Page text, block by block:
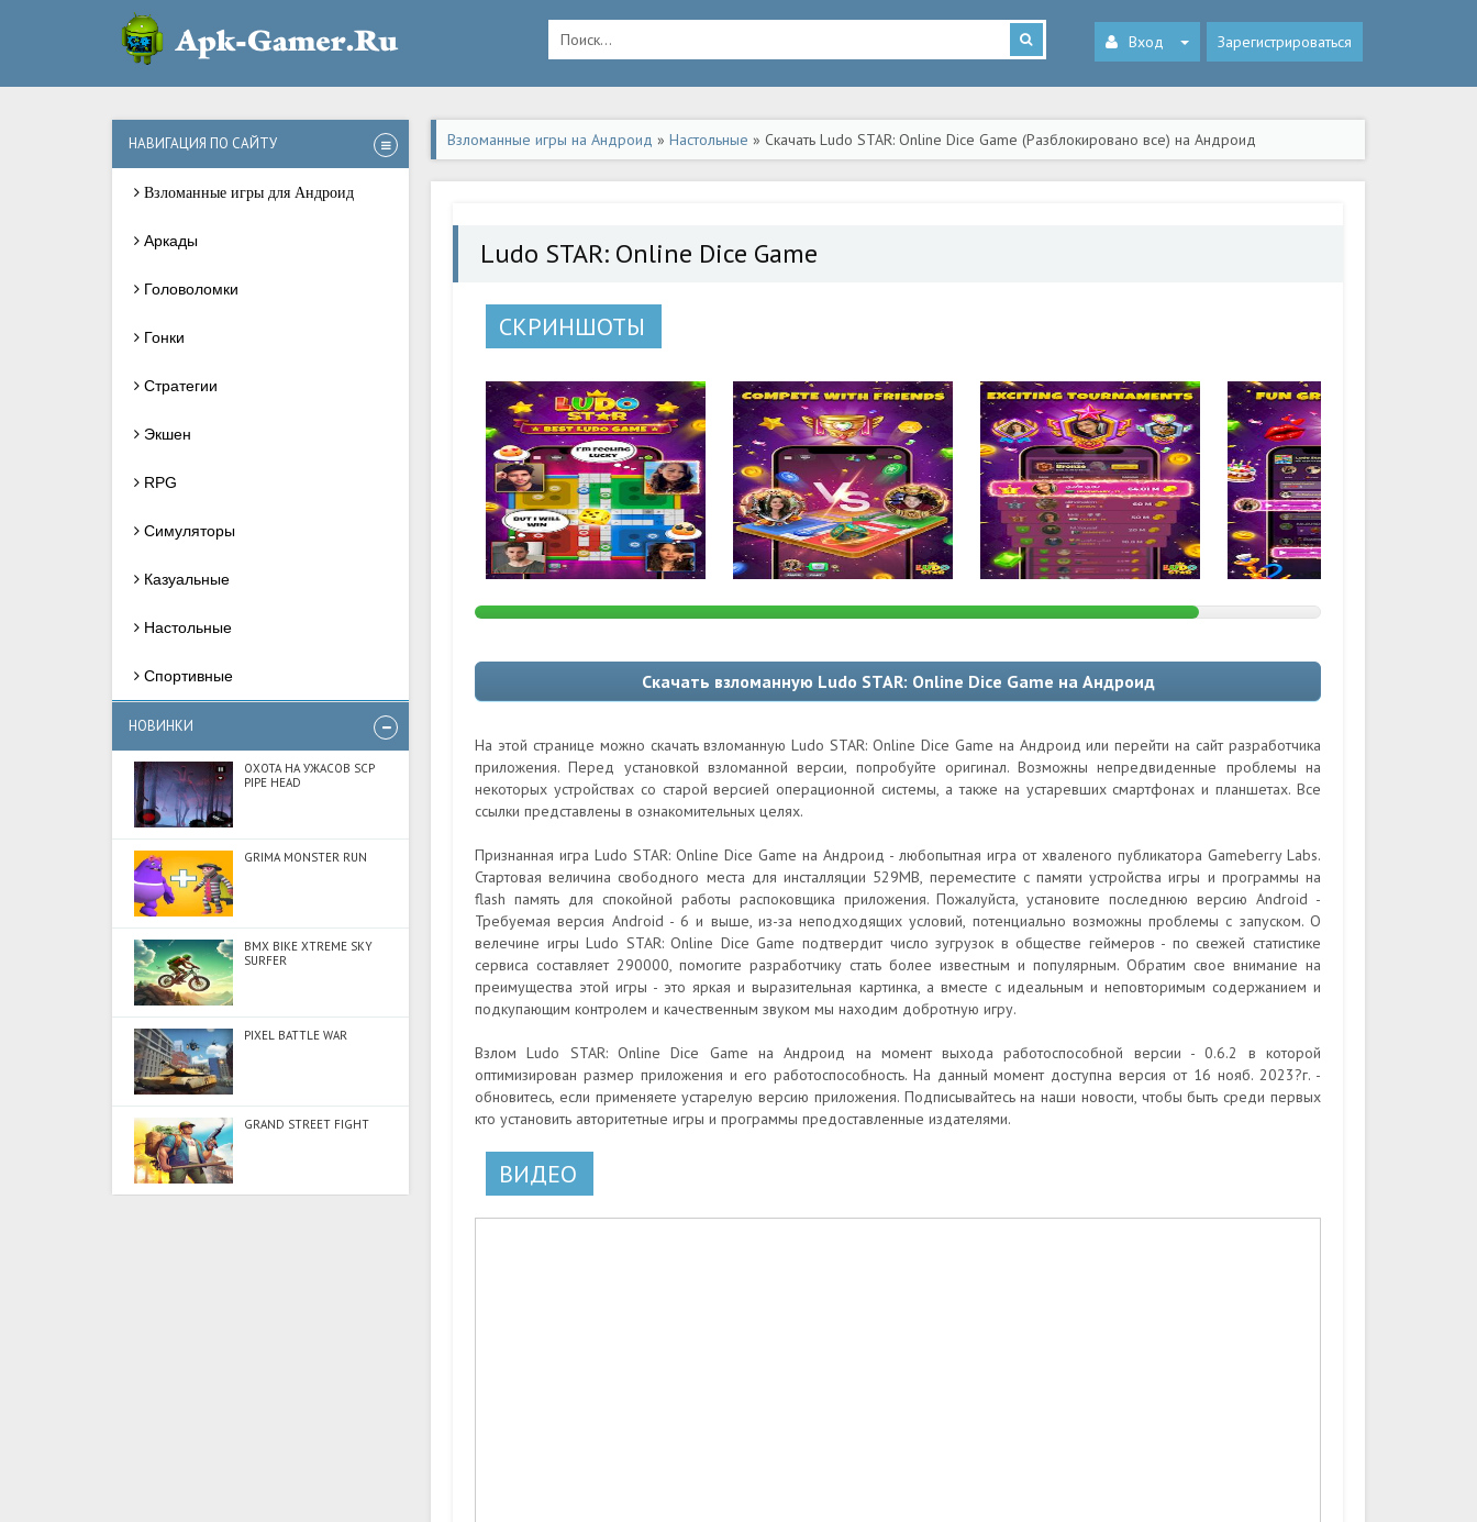
Вход Зарегистрироваться
НАВИГАЦИЯ ПО САЙТУ
Взломанные игры для Андроид
Аркады
Головоломки
Гонки
Стратегии
Экшен
RPG
Симуляторы
Казуальные
Настольные
Спортивные
НОВИНКИ
ОХОТА НА УЖАСОВ SCP
PIPE HEAD
GRIMA MONSTER RUN
BMX BIKE XTREME SKY
SURFER
PIXEL BATTLE WAR
GRAND STREET FIGHT
Взломанные игры на Андроид » Настольные » Скачать Ludo STAR: Online Dice Game (Разблокировано все) на Андроид
Ludo STAR: Online Dice Game
СКРИНШОТЫ
Скачать взломанную Ludo STAR: Online Dice Game на Андроид
На этой странице можно скачать взломанную Ludo STAR: Online Dice Game на Андроид или перейти на сайт разработчика
приложения. Перед установкой взломанной версии, попробуйте оригинал. Возможны непредвиденные проблемы на
некоторых устройствах со старой версией операционной системы, а также на устаревших смартфонах и планшетах. Все
ссылки представлены в ознакомительных целях.
Признанная игра Ludo STAR: Online Dice Game на Андроид - любопытная игра от хваленого публикатора Gameberry Labs.
Стартовая величина свободного места для инсталляции 529MB, переместите с памяти устройства игры и программы на
flash память для спокойной работы распоковщика приложения. Пожалуйста, установите последнюю версию Android -
Требуемая версия Android - 6 и выше, из-за неподходящих условий, потенциально возможны проблемы с запуском. О
велечине игры Ludo STAR: Online Dice Game подтвердит число зугрузок в обществе геймеров - по свежей статистике
сервиса составляет 290000, помогите разработчику стать более известным и популярным. Обратим свое внимание на
преимущества этой игры - это яркая и выразительная картинка, а вместе с идеальным и неповторимым содержанием и
подкупающим контролем и качественным звуком мы находим добротную игру.
Взлом Ludo STAR: Online Dice Game на Андроид на момент выхода работоспособной версии - 0.6.2 в которой
оптимизирован размер приложения и его работоспособность. На данный момент доступна версия от 16 нояб. 2023?г. -
обновитесь, если применяете устарелую версию приложения. Подписывайтесь на наши новости, чтобы быть среди первых
кто установить авторитетные игры и программы предоставленные издателями.
ВИДЕО